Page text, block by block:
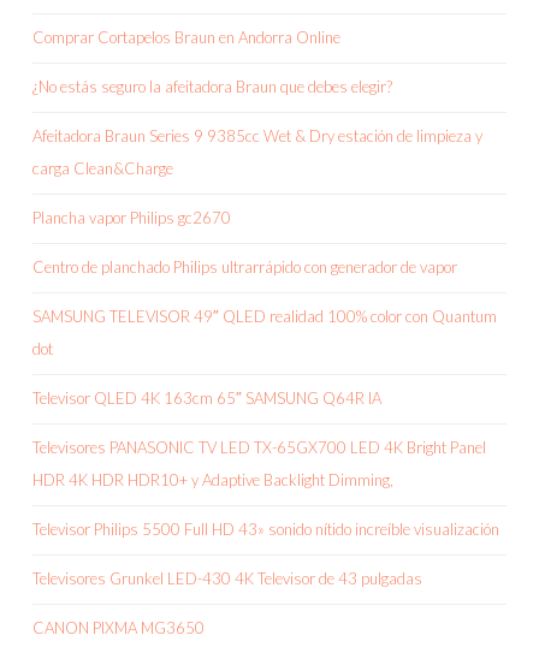
Comprar Cortapelos Braun en Andorra Online
¿No estás seguro la afeitadora Braun que debes elegir?
Afeitadora Braun Series 9 9385cc Wet & Dry estación de limpieza y
carga Clean&Charge
Plancha vapor Philips gc2670
Centro de planchado Philips ultrarrápido con generador de vapor
SAMSUNG TELEVISOR 49″ QLED realidad 100% color con Quantum
dot
Televisor QLED 4K 163cm 65″ SAMSUNG Q64R IA
Televisores PANASONIC TV LED TX-65GX700 LED 4K Bright Panel
HDR 4K HDR HDR10+ y Adaptive Backlight Dimming,
Televisor Philips 5500 Full HD 43» sonido nítido increíble visualización
Televisores Grunkel LED-430 4K Televisor de 43 pulgadas
CANON PIXMA MG3650